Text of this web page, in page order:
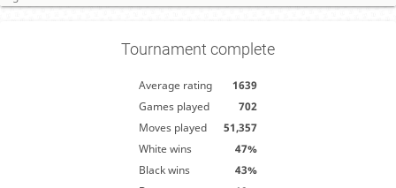
Tournament complete
Average rating
1639
Games played
702
Moves played
51,357
White wins
47%
Black wins
43%